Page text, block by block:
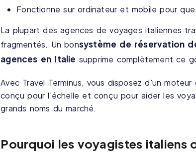
Fonctionne sur ordinateur et mobile pour
La plupart des agences de voyages italiennes
fragmentés. Un bonsystème de réservation
agences en Italie supprime complètement ce
Avec Travel Terminus, vous disposez d'un
conçu pour l'échelle et conçu pour aider les
grands noms du marché.
Pourquoi les voyagistes italiens